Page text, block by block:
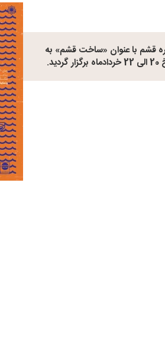
قشم با عنوان «ساخت قشم» به